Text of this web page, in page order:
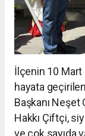
İlçenin 10 Mart
hayata
Başkanı Neşet
Hakkı Çiftçi,
ve çok sayıda